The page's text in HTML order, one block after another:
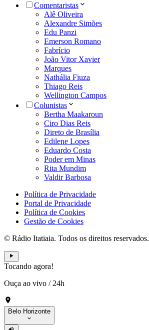
Comentaristas
Alê Oliveira
Alexandre Simões
Edu Panzi
Emerson Romano
Fabrício
João Vitor Xavier
Marques
Nathália Fiuza
Thiago Reis
Wellington Campos
Colunistas
Bertha Maakaroun
Ciro Dias Reis
Direto de Brasília
Edilene Lopes
Eduardo Costa
Poder em Minas
Rita Mundim
Valdir Barbosa
Política de Privacidade
Portal de Privacidade
Política de Cookies
Gestão de Cookies
© Rádio Itatiaia. Todos os direitos reservados.
Tocando agora!
Ouça ao vivo / 24h
Belo Horizonte